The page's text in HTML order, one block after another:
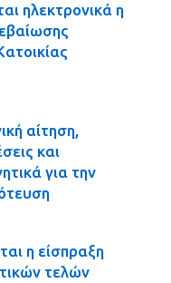
ηλεκτρονικά η
αίτηση,
και
για την
η είσπραξη
τελών